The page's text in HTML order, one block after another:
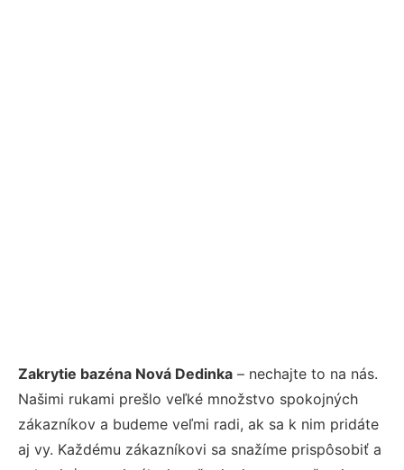
Zakrytie bazéna Nová Dedinka – nechajte to na nás.
Našimi rukami prešlo veľké množstvo spokojných
zákazníkov a budeme veľmi radi, ak sa k nim pridáte
aj vy. Každému zákazníkovi sa snažíme prispôsobiť a